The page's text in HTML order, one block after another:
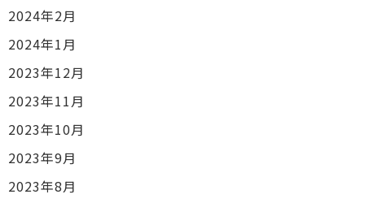
2024年2月
2024年1月
2023年12月
2023年11月
2023年10月
2023年9月
2023年8月